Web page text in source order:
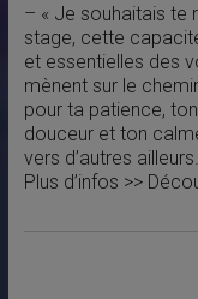
– « Je souhaitais te
stage, cette
et essentielles des
mènent sur le
pour ta patience,
douceur et ton
vers d’autres
Plus d’infos >>